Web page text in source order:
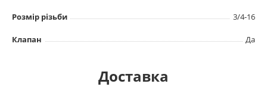
Розмір різьби 3/4-16
Клапан Да
Доставка